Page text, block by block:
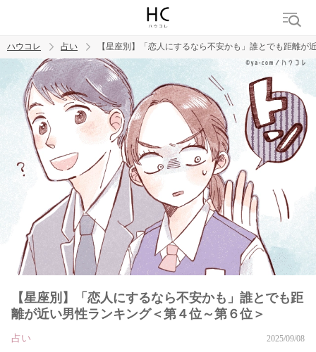
トレンド ワード
ハウコレ 占い 【星座別】「恋人にするなら不安かも」誰とでも距離
【星座別】「恋人にするなら不安かも」誰とでも距
離が近い男性ランキング＜第４位～第６位＞
占い 2025/09/08